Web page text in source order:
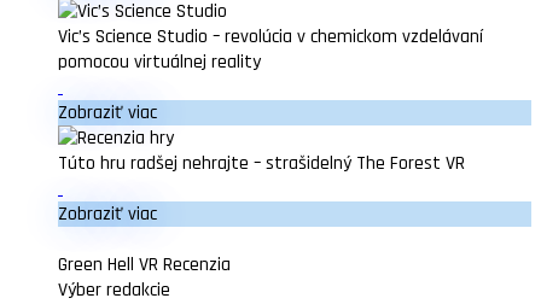
Vic’s Science Studio – revolúcia v chemickom vzdelávaní
pomocou virtuálnej reality
Zobraziť viac
Túto hru radšej nehrajte – strašidelný The Forest VR
Zobraziť viac
Green Hell VR Recenzia
Výber redakcie